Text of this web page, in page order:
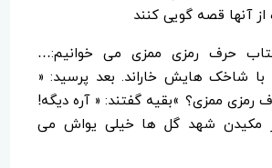
از آنها قصه گویی کنند
حرف رمزی ممزی می خوانیم:…
با شاخک هایش خاراند. بعد پرسید: «
ممزی؟ »بقیه گفتند: « آره دیگه!
مکیدن شهد گل ها خیلی یواش می